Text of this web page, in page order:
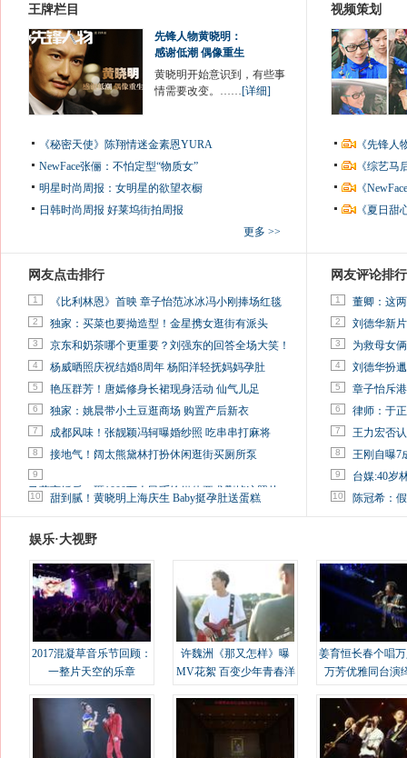
王牌栏目
先锋人物黄晓明：
感谢低潮 偶像重生
黄晓明开始意识到，有些事
情需要改变。……[详细]
《秘密天使》陈翔情迷金素恩YURA
NewFace张俪：不怕定型“物质女”
明星时尚周报：女明星的欲望衣橱
日韩时尚周报 好莱坞街拍周报
更多 >>
视频策划
《先锋
《综艺
《
《夏日
网友点击排行
1 《比利林恩》首映 章子怡范冰冰冯小刚捧场红毯
2 独家：买菜也要拗造型！金星携女逛街有派头
3 京东和奶茶哪个更重要？刘强东的回答全场大笑！
4 杨威晒照庆祝结婚8周年 杨阳洋轻抚妈妈孕肚
5 艳压群芳！唐嫣修身长裙现身活动 仙气儿足
6 独家：姚晨带小土豆逛商场 购置产后新衣
7 成都风味！张靓颖冯轲曝婚纱照 吃串串打麻将
8 接地气！阔太熊黛林打扮休闲逛街买厕所泵
9
马蓉离婚后，砸1000万人民币给媒体要求删掉这照片
10 甜到腻！黄晓明上海庆生 Baby挺孕肚送蛋糕
网友评论排行
1 董卿：这
2 刘德华新
3 为救母女
4 刘德华扮
5 章子怡斥
6 律师：于
7 王力宏否
8 王刚自曝7
9 台媒:40岁
10 陈冠希：
娱乐·大视野
2017混凝草音乐节回顾：
一整片天空的乐章
许魏洲《那又怎样》曝
MV花絮 百变少年青春洋
姜育恒长春个唱
万芳优雅同台演